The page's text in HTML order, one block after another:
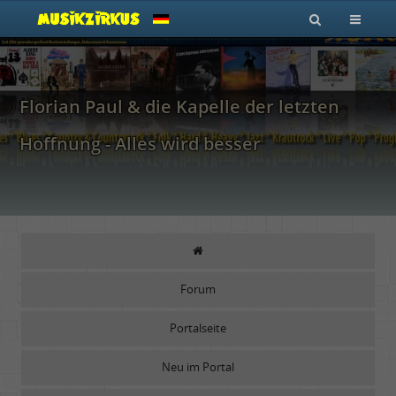
Florian Paul & die Kapelle der letzten
Hoffnung - Alles wird besser
Forum
Portalseite
Neu im Portal